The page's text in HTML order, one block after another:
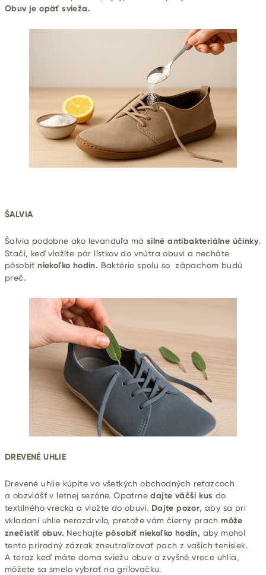
Obuv je opäť svieža.
ŠALVIA
Šalvia podobne ako levanduľa má silné antibakteriálne účinky.
Stačí, keď vložíte pár lístkov do vnútra obuvi a necháte
pôsobiťniekoľko hodín. Baktérie spolu so zápachom budú
preč.
DREVENÉ UHLIE
Drevené uhlie kúpite vo všetkých obchodných reťazcoch
a obzvlášť v letnej sezóne. Opatrnedajte väčší kus do
textilného vrecka a vložte do obuvi. Dajte pozor, aby sa pri
vkladaní uhlie nerozdrvilo, pretože vám čierny prachmôže
znečistiť obuv. Nechajtepôsobiť niekoľko hodín, aby mohol
tento prírodný zázrak zneutralizovať pach z vašich tenisiek.
A teraz keď máte doma sviežu obuv a zvyšné vrece uhlia,
môžete sa smelo vybrať na grilovačku.